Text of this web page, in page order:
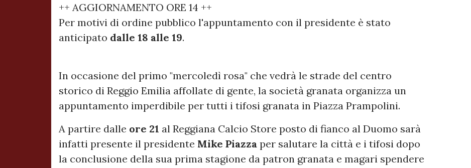
++ AGGIORNAMENTO ORE 14 ++
Per motivi di ordine pubblico l'appuntamento con il presidente è stato
anticipato dalle 18 alle 19.
In occasione del primo "mercoledì rosa" che vedrà le strade del centro
storico di Reggio Emilia affollate di gente, la società granata organizza un
appuntamento imperdibile per tutti i tifosi granata in Piazza Prampolini.
A partire dalle ore 21 al Reggiana Calcio Store posto di fianco al Duomo sarà
infatti presente il presidente Mike Piazza per salutare la città e i tifosi dopo
la conclusione della sua prima stagione da patron granata e magari spendere